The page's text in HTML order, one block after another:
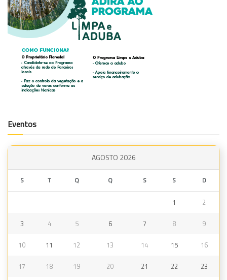
Eventos
AGOSTO 2026
S T Q Q S S D
1 2
3 4 5 6 7 8 9
10 11 12 13 14 15 16
17 18 19 20 21 22 23